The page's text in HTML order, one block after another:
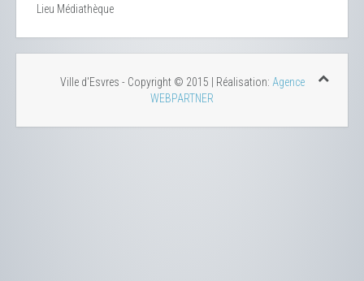
Lieu Médiathèque
Ville d'Esvres - Copyright © 2015 | Réalisation: Agence
WEBPARTNER